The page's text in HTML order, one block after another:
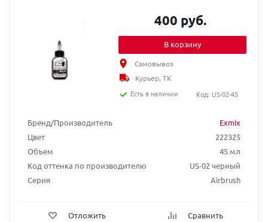
Бренд/Производитель
Exmix
Цвет
222325
Объем
45 мл
Код оттенка по производителю
US-02 черный
Серия
Airbrush
Отложить Сравнить
400 руб.
В корзину
Самовывоз
Курьер, ТК
Есть в наличии
Код: US-02-45